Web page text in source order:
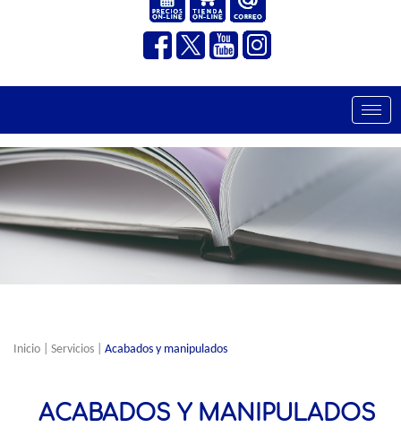
Inicio Servicios Acabados y manipulados
ACABADOS Y MANIPULADOS